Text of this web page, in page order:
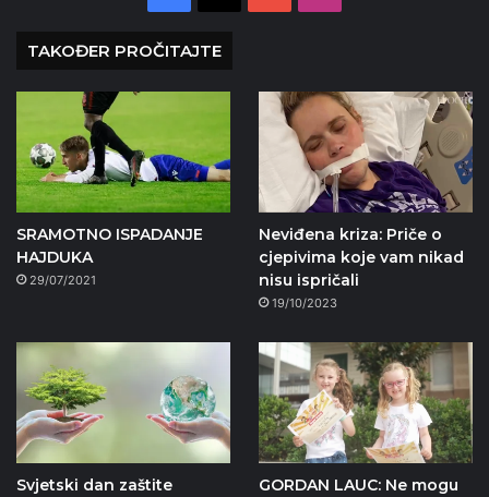
TAKOĐER PROČITAJTE
SRAMOTNO ISPADANJE
HAJDUKA
29/07/2021
Neviđena kriza: Priče o
cjepivima koje vam nikad
nisu ispričali
19/10/2023
Svjetski dan zaštite
GORDAN LAUC: Ne mogu